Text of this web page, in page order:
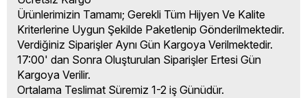
Ürünlerimizin Tamamı; Gerekli Tüm Hijyen Ve Kalite
Kriterlerine Uygun Şekilde Paketlenip Gönderilmektedir.
Verdiğiniz Siparişler Aynı Gün Kargoya Verilmektedir.
17:00' dan Sonra Oluşturulan Siparişler Ertesi Gün
Kargoya Verilir.
Ortalama Teslimat Süremiz 1-2 iş Günüdür.